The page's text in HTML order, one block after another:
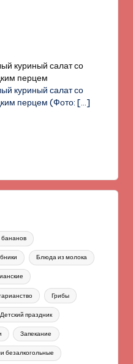
куриный салат со
перцем
куриный салат со
перцем (Фото:[…]
Блюда из молока
Грибы
Детский праздник
Запекание
безалкогольные